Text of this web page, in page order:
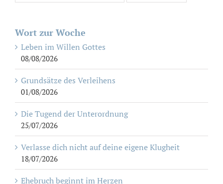
Wort zur Woche
Leben im Willen Gottes
08/08/2026
Grundsätze des Verleihens
01/08/2026
Die Tugend der Unterordnung
25/07/2026
Verlasse dich nicht auf deine eigene Klugheit
18/07/2026
Ehebruch beginnt im Herzen